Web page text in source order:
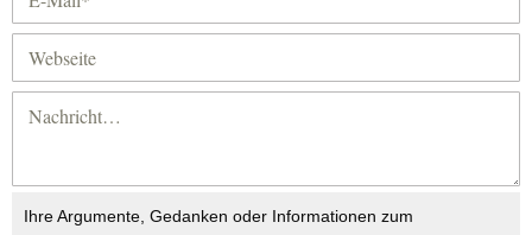
Ihre Argumente, Gedanken oder Informationen zum